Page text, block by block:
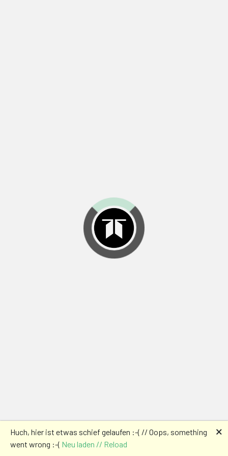
Huch, hier ist etwas schief gelaufen :-( // Oops, something
went wrong :-( Neu laden // Reload
🗙